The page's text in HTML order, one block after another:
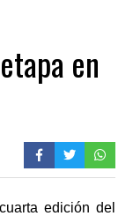
en
edición del